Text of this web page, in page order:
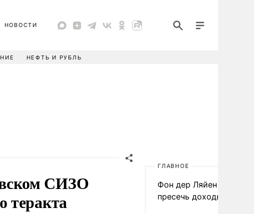
НОВОСТИ
НЕФТЬ И РУБЛЬ
СИЗО
теракта
ГЛАВНОЕ
Фон дер Ляйен
пресечь доходы России